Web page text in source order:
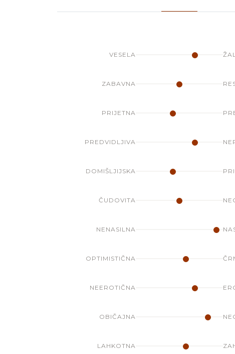
VESELA
ZABAVNA
PRIJETNA
PREDVIDLJIVA
DOMIŠLJIJSKA
ČUDOVITA
NENASILNA
OPTIMISTIČNA
NEEROTIČNA
OBIČAJNA
LAHKOTNA